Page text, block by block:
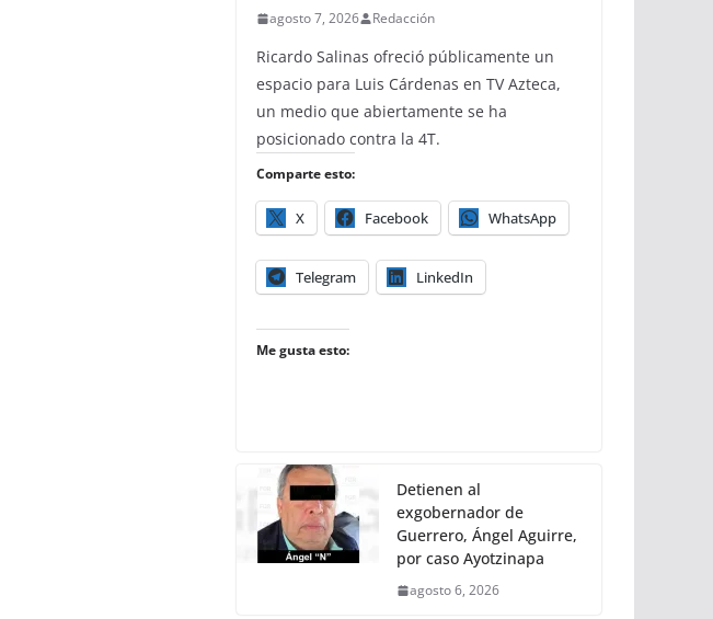
agosto 7, 2026 Redacción
Ricardo Salinas ofreció públicamente un
espacio para Luis Cárdenas en TV Azteca,
un medio que abiertamente se ha
posicionado contra la 4T.
Comparte esto:
X Facebook WhatsApp
Telegram LinkedIn
Me gusta esto:
Detienen al
exgobernador de
Guerrero, Ángel Aguirre,
por caso Ayotzinapa
agosto 6, 2026